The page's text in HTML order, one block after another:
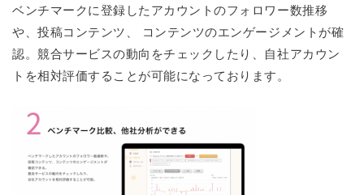
ベンチマークに登録したアカウントのフォロワー数推移
や、投稿コンテンツ、 コンテンツのエンゲージメントが確
認。競合サービスの動向をチェックしたり、自社アカウン
トを相対評価することが可能になっております。